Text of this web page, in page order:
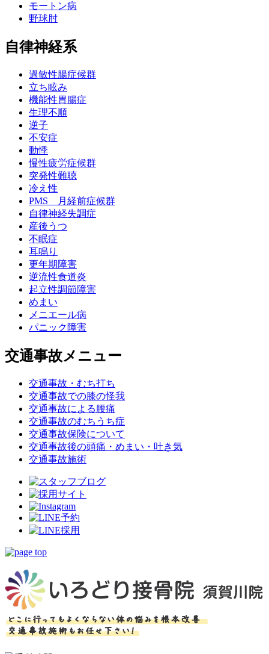
モートン病
野球肘
自律神経系
過敏性腸症候群
立ち眩み
機能性胃腸症
生理不順
逆子
不安症
動悸
慢性疲労症候群
突発性難聴
冷え性
PMS 月経前症候群
自律神経失調症
産後うつ
不眠症
耳鳴り
更年期障害
逆流性食道炎
起立性調節障害
めまい
メニエール病
パニック障害
交通事故メニュー
交通事故・むち打ち
交通事故での膝の怪我
交通事故による腰痛
交通事故のむちうち症
交通事故保険について
交通事故後の頭痛・めまい・吐き気
交通事故施術